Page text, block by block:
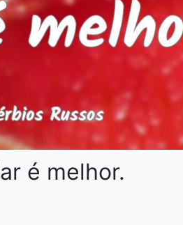
é melhor.